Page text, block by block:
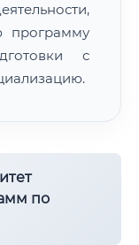
программу
с
по